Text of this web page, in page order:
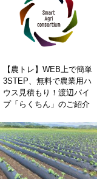
【農トレ】WEB上で簡単
3STEP、無料で農業用ハ
ウス見積もり！渡辺パイ
プ「らくちん」のご紹介